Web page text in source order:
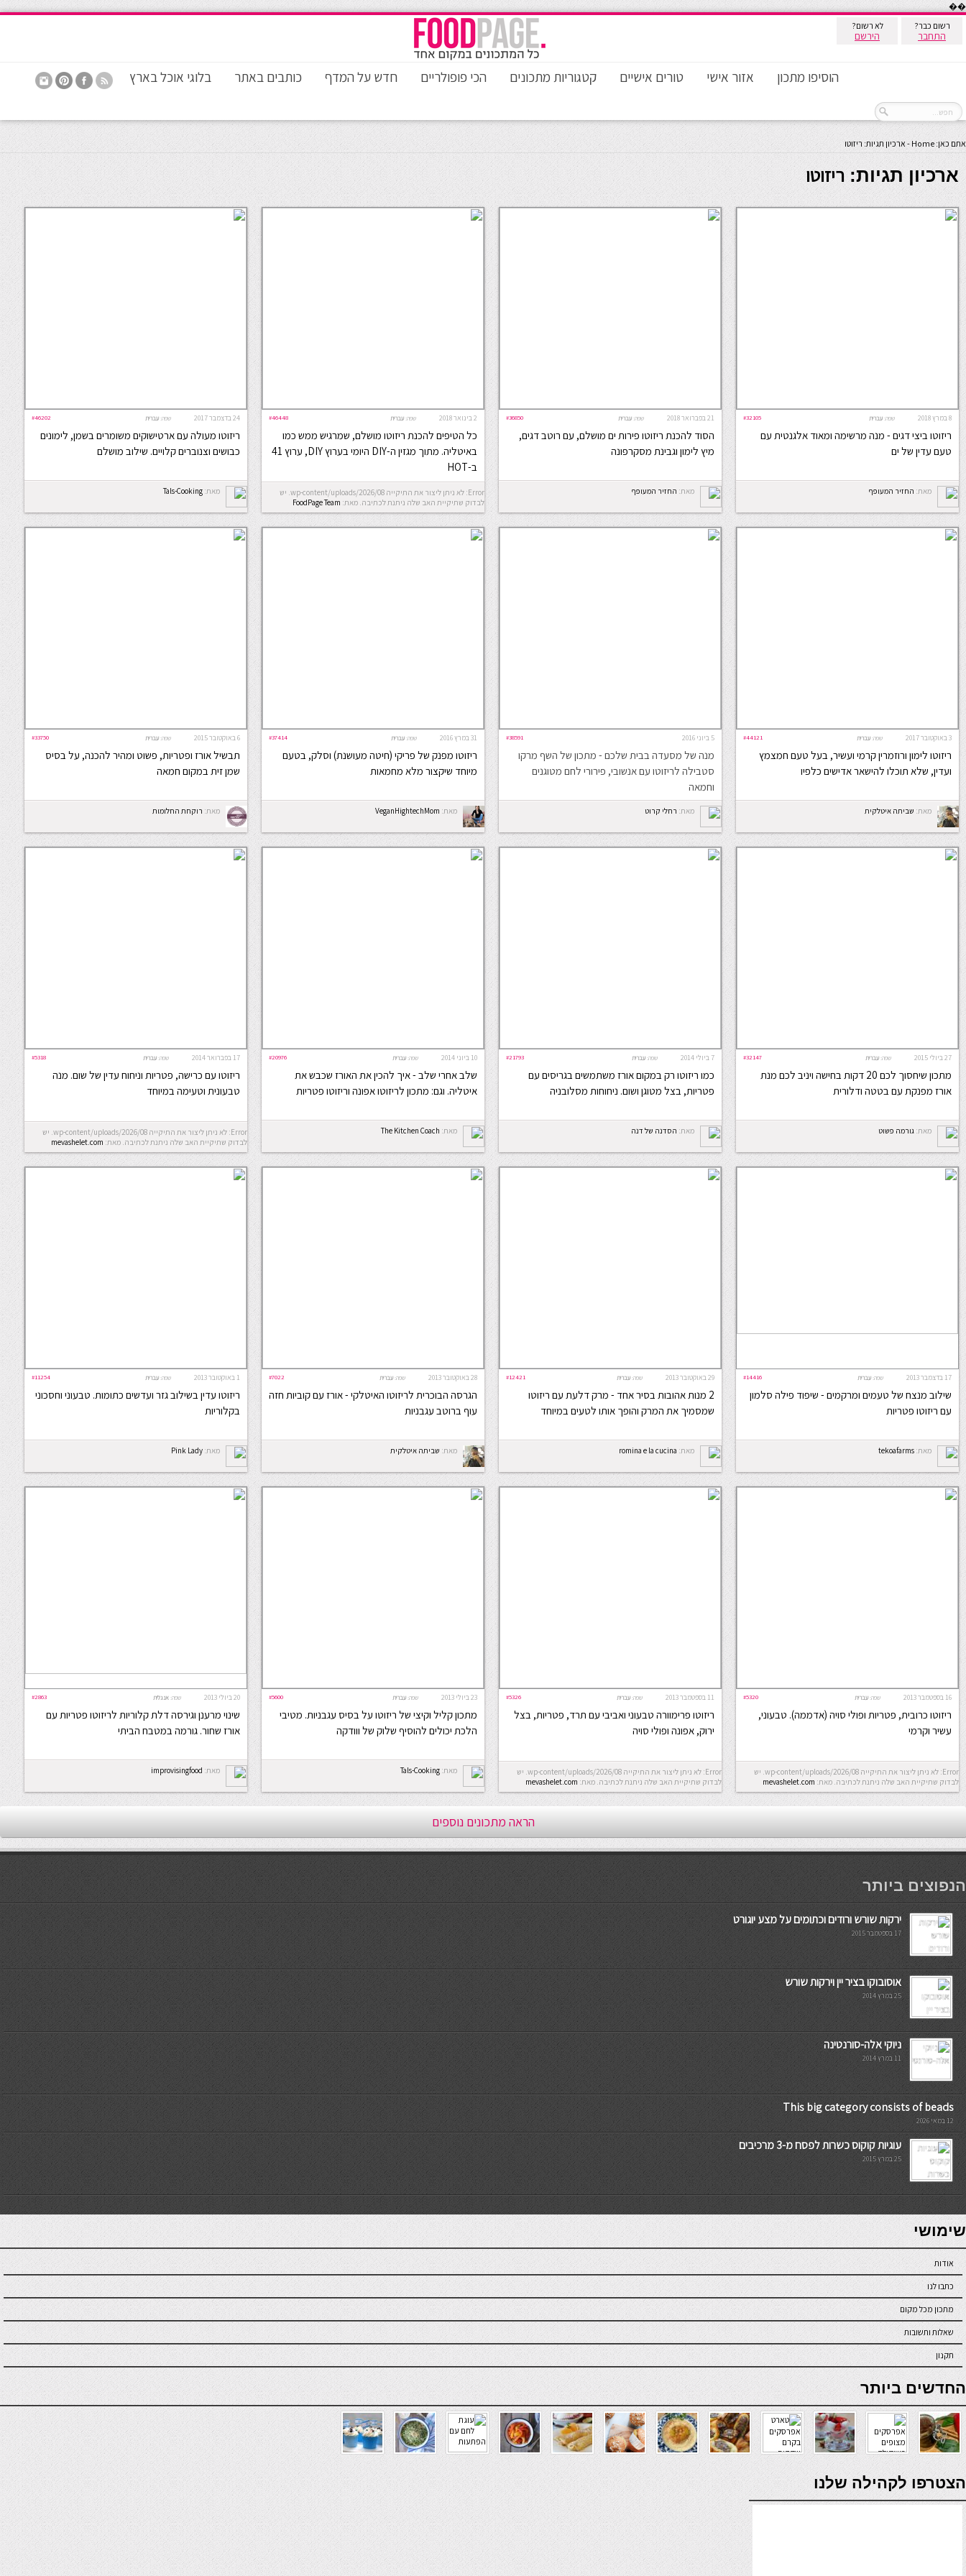
��
רשום כבר?
התחבר
לא רשום?
הירשם
הוסיפו מתכון אזור אישי טורים אישיים קטגוריות מתכונים הכי פופולריים חדש על המדף כותבים באתר בלוגי אוכל בארץ
אתם כאן: Home
- ארכיון תגיות: ריזוטו
ארכיון תגיות:ריזוטו
8 במרץ 2018 #32105 שפה: עברית
ריזוטו ביצי דגים - מנה מרשימה ומאוד אלגנטית עם
טעם עדין של ים
מאת: החזיר המעופף
21 בפברואר 2018 #36850 שפה: עברית
הסוד להכנת ריזוטו פירות ים מושלם, עם רוטב דגים,
מיץ לימון וגבינת מסקרפונה
מאת: החזיר המעופף
2 בינואר 2018 #46448 שפה: עברית
כל הטיפים להכנת ריזוטו מושלם, שמרגיש ממש כמו
באיטליה. מתוך מגזין ה-DIY היומי בערוץ DIY, ערוץ 41
ב-HOT
Error: לא ניתן ליצור את התיקייה wp-content/uploads/2026/08. יש
לבדוק שתיקיית האב שלה ניתנת לכתיבה. מאת: FoodPage Team
24 בדצמבר 2017 #46202 שפה: עברית
ריזוטו מעולה עם ארטישוקים משומרים בשמן, לימונים
כבושים וצנוברים קלויים. שילוב מושלם
מאת: Tals-Cooking
3 באוקטובר 2017 #44121 שפה: עברית
ריזוטו לימון ורוזמרין קרמי ועשיר, בעל טעם חמצמץ
ועדין, שלא תוכלו להישאר אדישים כלפיו
מאת: שביתה איטלקית
5 ביוני 2016 #38591
מנה של מסעדה בבית שלכם - מתכון של השף מרקו
סטבילה לריזוטו עם אנשובי, פירורי לחם מטוגנים
וחמאה
מאת: רחלי קרוט
31 במרץ 2016 #37414 שפה: עברית
ריזוטו מפנק של פריקי (חיטה מעושנת) וסלק, בטעם
מיוחד שיקצור מלא מחמאות
מאת: VeganHightechMom
6 באוקטובר 2015 #33750 שפה: עברית
תבשיל אורז ופטריות, פשוט ומהיר להכנה, על בסיס
שמן זית במקום חמאה
מאת: רוקחת החלומות
27 ביולי 2015 #32147 שפה: עברית
מתכון שיחסוך לכם 20 דקות בחישה ויניב לכם מנת
אורז מפנקת עם בטטה ודלורית
מאת: גורמה פשוט
7 ביולי 2014 #21793 שפה: עברית
כמו ריזוטו רק במקום אורז משתמשים בגריסים עם
פטריות, בצל מטוגן ושום. ניחוחות מסלובניה
מאת: הסדנה של דנה
10 ביוני 2014 #20976 שפה: עברית
שלב אחרי שלב - איך להכין את האורז שכבש את
איטליה. וגם: מתכון לריזוטו אפונה וריזוטו פטריות
מאת: The Kitchen Coach
17 בפברואר 2014 #5318 שפה: עברית
ריזוטו עם כרישה, פטריות וניחוח עדין של שום. מנה
טבעונית וטעימה במיוחד
Error: לא ניתן ליצור את התיקייה wp-content/uploads/2026/08. יש
לבדוק שתיקיית האב שלה ניתנת לכתיבה. מאת: mevashelet.com
17 בדצמבר 2013 #14416 שפה: עברית
שילוב מנצח של טעמים ומרקמים - שיפוד פילה סלמון
עם ריזוטו פטריות
מאת: tekoafarms
29 באוקטובר 2013 #12421 שפה: עברית
2 מנות אהובות בסיר אחד - מרק דלעת עם ריזוטו
שמסמיך את המרק והופך אותו לטעים במיוחד
מאת: romina e la cucina
28 באוקטובר 2013 #7022 שפה: עברית
הגרסה הבוכרית לריזוטו האיטלקי - אורז עם קוביות חזה
עוף ברוטב עגבניות
מאת: שביתה איטלקית
1 באוקטובר 2013 #11254 שפה: עברית
ריזוטו עדין בשילוב גזר ועדשים כתומות. טבעוני וחסכוני
בקלוריות
מאת: Pink Lady
16 בספטמבר 2013 #5320 שפה: עברית
ריזוטו כרובית, פטריות ופולי סויה (אדממה). טבעוני,
עשיר וקרמי
Error: לא ניתן ליצור את התיקייה wp-content/uploads/2026/08. יש
לבדוק שתיקיית האב שלה ניתנת לכתיבה. מאת: mevashelet.com
11 בספטמבר 2013 #5326 שפה: עברית
ריזוטו פרימוורה טבעוני ואביבי עם תרד, פטריות, בצל
ירוק, אפונה ופולי סויה
Error: לא ניתן ליצור את התיקייה wp-content/uploads/2026/08. יש
לבדוק שתיקיית האב שלה ניתנת לכתיבה. מאת: mevashelet.com
23 ביולי 2013 #5600 שפה: עברית
מתכון קליל וקיצי של ריזוטו על בסיס עגבניות. מטיבי
הלכת יכולים להוסיף שלוק של ווודקה
מאת: Tals-Cooking
20 ביולי 2013 #2863 שפה: אנגלית
שינוי מרענן וגירסה דלת קלוריות לריזוטו פטריות עם
אורז שחור. גורמה במטבח הביתי
מאת: improvisingfood
הראה מתכונים נוספים
мостбет кг
הנפוצים ביותר
ירקות שורש ורודים וכתומים על מצע יוגורט
17 בספטמבר 2015
אוסובוקו בציר יין וירקות שורש
25 במרץ 2014
ניוקי אלה-סורנטינה
11 במרץ 2014
This big category consists of beads
12 במאי 2026
עוגיות קוקוס כשרות לפסח מ-3 מרכיבים
25 במרץ 2015
7slots
seriöse online casinos österreich
שימושי
אודות
כתבו לנו
מתכון מכל מקום
שאלות ותשובות
תקנון
online casino
החדשים ביותר
verde casino
הצטרפו לקהילה שלנו